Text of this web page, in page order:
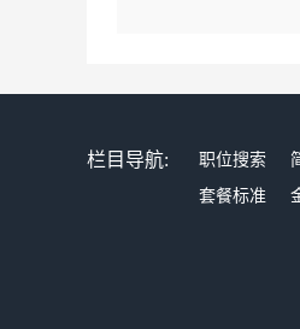
栏目导航: 职位搜索
套餐标准